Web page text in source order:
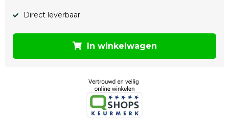
Direct leverbaar
In winkelwagen